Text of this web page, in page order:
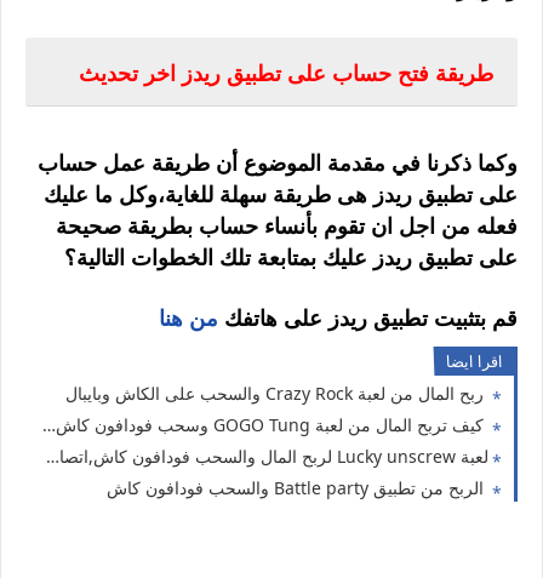
طريقة فتح حساب على تطبيق ريدز اخر تحديث
وكما ذكرنا في مقدمة الموضوع أن طريقة عمل حساب
على تطبيق ريدز هى طريقة سهلة للغاية،وكل ما عليك
فعله من اجل ان تقوم بأنساء حساب بطريقة صحيحة
على تطبيق ريدز عليك بمتابعة تلك الخطوات التالية؟
قم بتثبيت تطبيق ريدز على هاتفك من هنا
اقرا ايضا
ربح المال من لعبة Crazy Rock والسحب على الكاش وبايبال
كيف تربح المال من لعبة GOGO Tung وسحب فودافون كاش، افضل العاب الربح من الانترنت للمبتدئين
لعبة Lucky unscrew لربح المال والسحب فودافون كاش,اتصالات كاش ،اورنج كاش
الربح من تطبيق Battle party والسحب فودافون كاش